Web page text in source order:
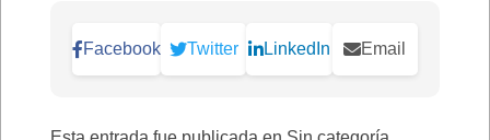
Facebook Twitter LinkedIn Email